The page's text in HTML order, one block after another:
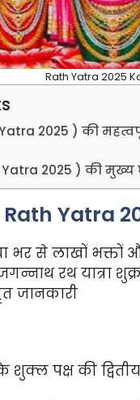
Rath Yatra 2025
2025 ) की
Yatra 2025 ) की मुख्य
Rath Yatra
भर से लाखों भक्तों
रथ यात्रा
जानकारी
पक्ष की